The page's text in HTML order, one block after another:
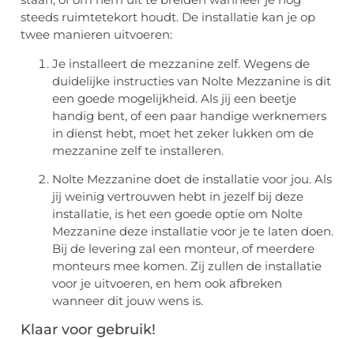
steeds ruimtetekort houdt. De installatie kan je op
twee manieren uitvoeren:
Je installeert de mezzanine zelf. Wegens de
duidelijke instructies van Nolte Mezzanine is dit
een goede mogelijkheid. Als jij een beetje
handig bent, of een paar handige werknemers
in dienst hebt, moet het zeker lukken om de
mezzanine zelf te installeren.
Nolte Mezzanine doet de installatie voor jou. Als
jij weinig vertrouwen hebt in jezelf bij deze
installatie, is het een goede optie om Nolte
Mezzanine deze installatie voor je te laten doen.
Bij de levering zal een monteur, of meerdere
monteurs mee komen. Zij zullen de installatie
voor je uitvoeren, en hem ook afbreken
wanneer dit jouw wens is.
Klaar voor gebruik!